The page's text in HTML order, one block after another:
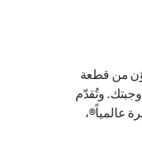
من قطعة
وتُقدّم
عالمياً®،